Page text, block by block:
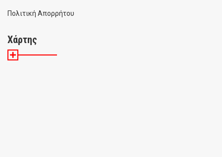
Πολιτική Απορρήτου
Χάρτης